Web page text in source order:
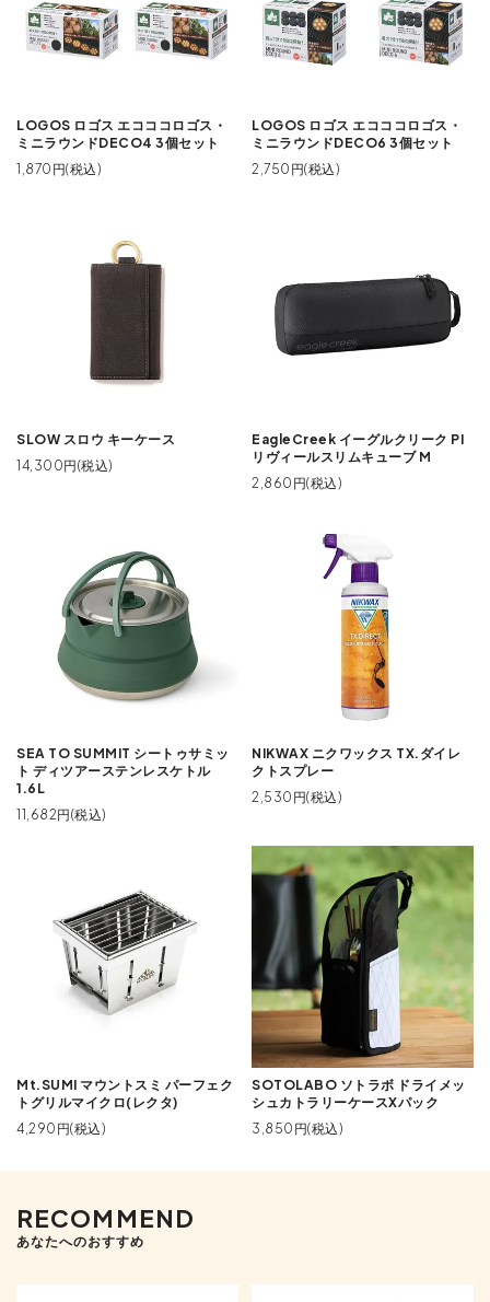
LOGOS ロゴス エコココロゴス・
ミニラウンドDECO4 3個セット
1,870円(税込)
LOGOS ロゴス エコココロゴス・
ミニラウンドDECO6 3個セット
2,750円(税込)
SLOW スロウ キーケース
14,300円(税込)
EagleCreek イーグルクリーク PI
リヴィールスリムキューブ M
2,860円(税込)
SEA TO SUMMIT シートゥサミッ
ト ディツアーステンレスケトル
1.6L
11,682円(税込)
NIKWAX ニクワックス TX.ダイレ
クトスプレー
2,530円(税込)
Mt.SUMI マウントスミ パーフェク
トグリルマイクロ(レクタ)
4,290円(税込)
SOTOLABO ソトラボ ドライメッ
シュカトラリーケースXパック
3,850円(税込)
RECOMMEND
あなたへのおすすめ